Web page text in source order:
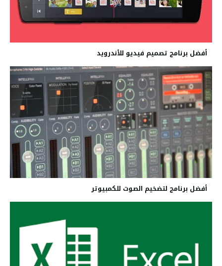
أفضل برنامج تصميم فيديو للأندرويد
أفضل برنامج لتضخيم الصوت للكمبيوتر